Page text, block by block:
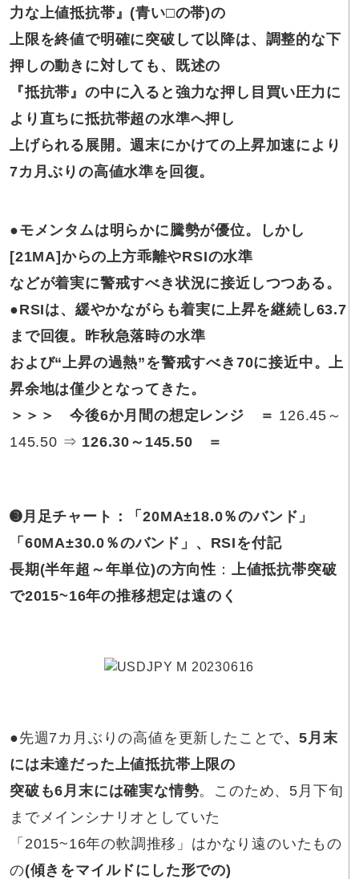
力な上値抵抗帯』(青い□の帯)の
上限を終値で明確に突破して以降は、調整的な下
押しの動きに対しても、既述の
『抵抗帯』の中に入ると強力な押し目買い圧力に
より直ちに抵抗帯超の水準へ押し
上げられる展開。週末にかけての上昇加速により
7カ月ぶりの高値水準を回復。
●モメンタムは明らかに騰勢が優位。しかし
[21MA]からの上方乖離やRSIの水準
などが着実に警戒すべき状況に接近しつつある。
●RSIは、緩やかながらも着実に上昇を継続し63.7
まで回復。昨秋急落時の水準
および“上昇の過熱”を警戒すべき70に接近中。上
昇余地は僅少となってきた。
＞＞＞ 今後6か月間の想定レンジ ＝ 126.45～
145.50 ⇒ 126.30～145.50 ＝
➌月足チャート：「20MA±18.0％のバンド」
「60MA±30.0％のバンド」、RSIを付記
長期(半年超～年単位)の方向性 ： 上値抵抗帯突破
で2015~16年の推移想定は遠のく
●先週7カ月ぶりの高値を更新したことで、5月末
には未達だった上値抵抗帯上限の
突破も6月末には確実な情勢。このため、5月下旬
までメインシナリオとしていた
「2015~16年の軟調推移」はかなり遠のいたもの
の(傾きをマイルドにした形での)